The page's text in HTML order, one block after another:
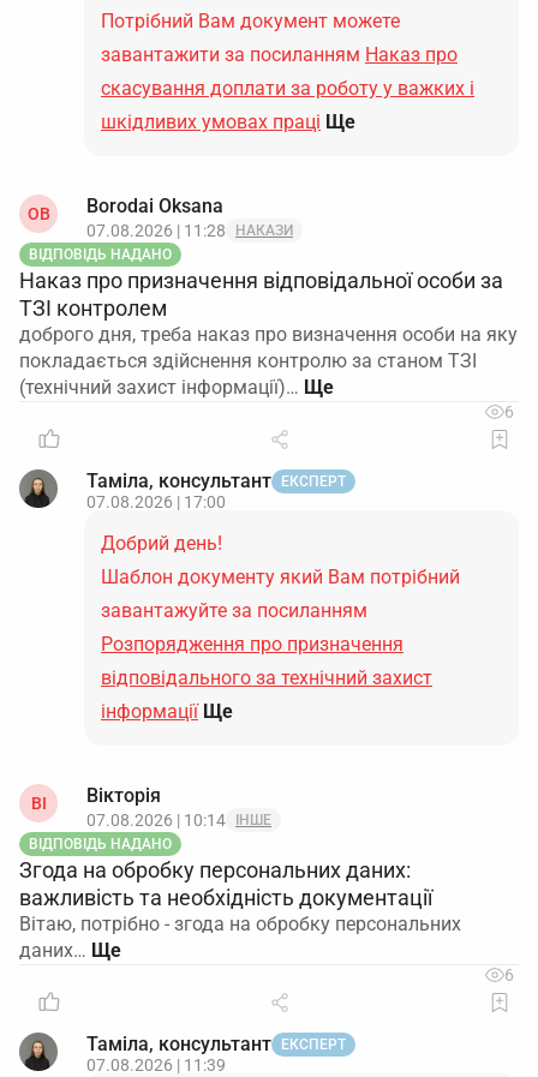
Потрібний Вам документ можете
завантажити за посиланням Наказ про
скасування доплати за роботу у важких і
шкідливих умовах праці Ще
OB Borodai Oksana
07.08.2026 | 11:28
НАКАЗИ
ВІДПОВІДЬ НАДАНО
Наказ про призначення відповідальної особи за
ТЗІ контролем
доброго дня, треба наказ про визначення особи на яку
покладається здійснення контролю за станом ТЗІ
(технічний захист інформації)…
6
Таміла, консультант ЕКСПЕРТ
07.08.2026 | 17:00
Добрий день!
Шаблон документу який Вам потрібний
завантажуйте за посиланням
Розпорядження про призначення
відповідального за технічний захист
інформації Ще
ВІ Вікторія
07.08.2026 | 10:14
ІНШЕ
ВІДПОВІДЬ НАДАНО
Згода на обробку персональних даних:
важливість та необхідність документації
Вітаю, потрібно - згода на обробку персональних
даних…
6
Таміла, консультант ЕКСПЕРТ
07.08.2026 | 11:39